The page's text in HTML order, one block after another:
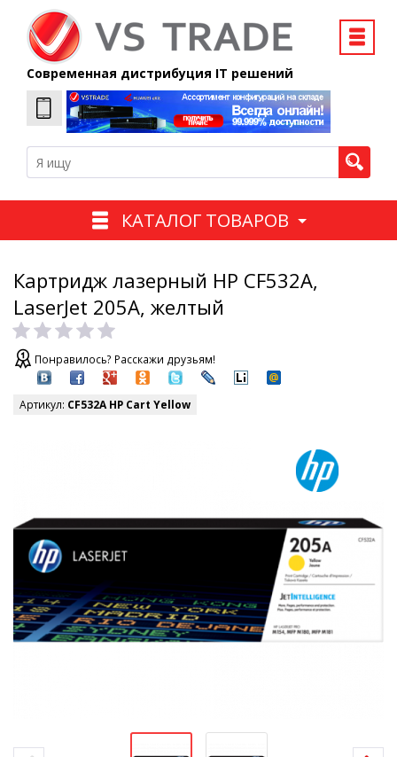
Современная дистрибуция IT решений
КАТАЛОГ ТОВАРОВ
Картридж лазерный HP CF532A,
LaserJet 205A, желтый
Понравилось? Расскажи друзьям!
Артикул: CF532A HP Cart Yellow